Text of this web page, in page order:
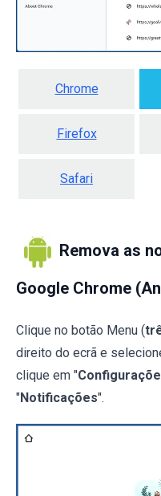
Chrome
Firefox
Safari
Remova as
Google Chrome
Clique no botão Menu (
direito do ecrã e
clique em "
"Notificações".